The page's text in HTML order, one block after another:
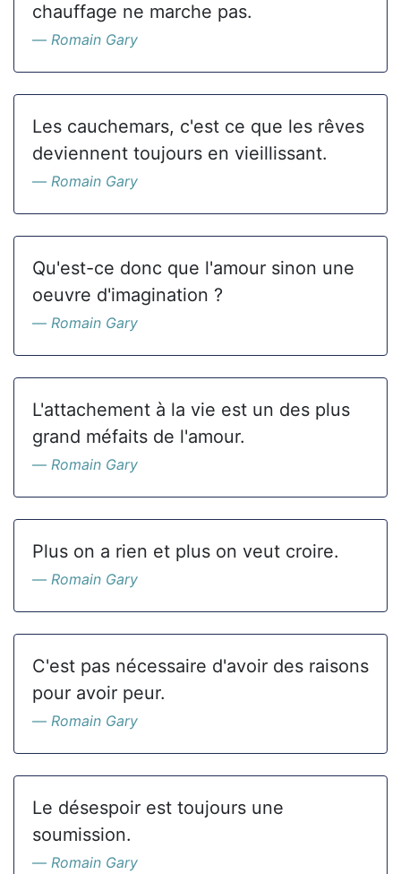
chauffage ne marche pas.
Romain Gary
Les cauchemars, c'est ce que les rêves
deviennent toujours en vieillissant.
Romain Gary
Qu'est-ce donc que l'amour sinon une
oeuvre d'imagination ?
Romain Gary
L'attachement à la vie est un des plus
grand méfaits de l'amour.
Romain Gary
Plus on a rien et plus on veut croire.
Romain Gary
C'est pas nécessaire d'avoir des raisons
pour avoir peur.
Romain Gary
Le désespoir est toujours une
soumission.
Romain Gary